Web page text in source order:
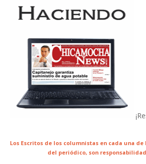
Los Escritos de los columnistas en cada una de
del periódico, son